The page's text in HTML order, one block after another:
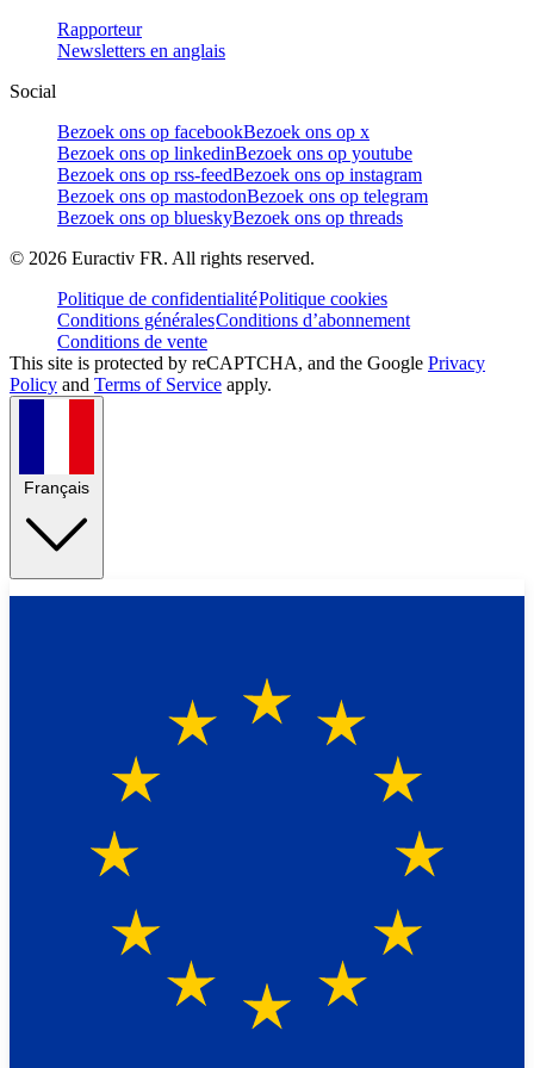
Rapporteur
Newsletters en anglais
Social
Bezoek ons op facebookBezoek ons op x
Bezoek ons op linkedinBezoek ons op youtube
Bezoek ons op rss-feedBezoek ons op instagram
Bezoek ons op mastodonBezoek ons op telegram
Bezoek ons op blueskyBezoek ons op threads
© 2026 Euractiv FR. All rights reserved.
Politique de confidentialitéPolitique cookies
Conditions généralesConditions d’abonnement
Conditions de vente
This site is protected by reCAPTCHA, and the Google Privacy
Policy and Terms of Service apply.
Français